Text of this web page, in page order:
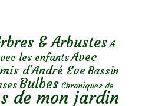
& Arbustes A
les enfantsAvec
d'André Eve Bassin
Bulbes Chroniques de
de mon jardin